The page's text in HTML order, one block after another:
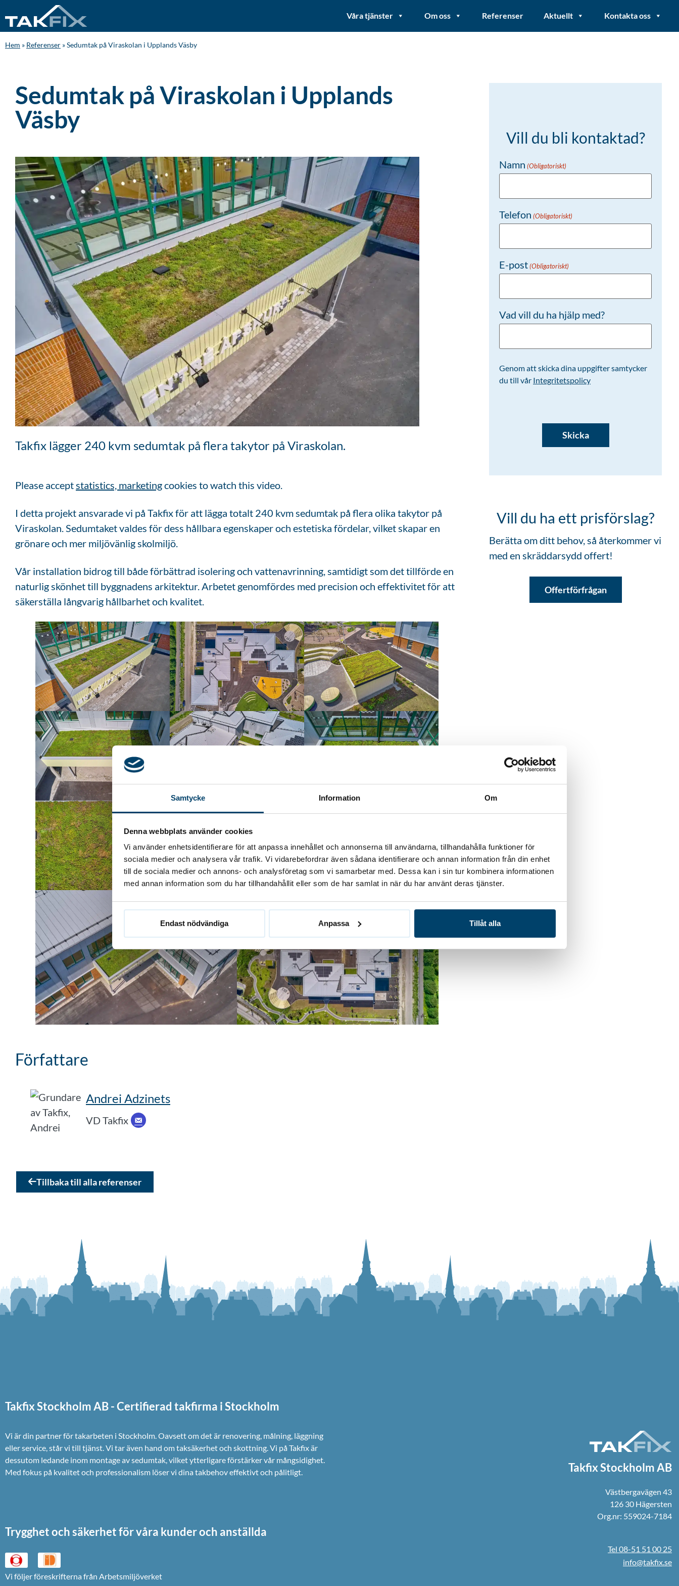
Samtycke Information Om
Denna webbplats använder cookies
Vi använder enhetsidentifierare för att anpassa innehållet och annonserna till användarna, tillhandahålla funktioner för
sociala medier och analysera vår trafik. Vi vidarebefordrar även sådana identifierare och annan information från din enhet
till de sociala medier och annons- och analysföretag som vi samarbetar med. Dessa kan i sin tur kombinera informationen
med annan information som du har tillhandahållit eller som de har samlat in när du har använt deras tjänster.
Endast nödvändiga Anpassa Tillåt alla
Våra tjänster Om oss Referenser Aktuellt Kontakta oss
Hem » Referenser »Sedumtak på Viraskolan i Upplands Väsby
Sedumtak på Viraskolan i Upplands
Väsby
Takfix lägger 240 kvm sedumtak på flera takytor på Viraskolan.
Please accept statistics, marketingcookies to watch this video.
I detta projekt ansvarade vi på Takfix för att lägga totalt 240 kvm sedumtak på flera olika takytor på
Viraskolan. Sedumtaket valdes för dess hållbara egenskaper och estetiska fördelar, vilket skapar en
grönare och mer miljövänlig skolmiljö.
Vår installation bidrog till både förbättrad isolering och vattenavrinning, samtidigt som det tillförde en
naturlig skönhet till byggnadens arkitektur. Arbetet genomfördes med precision och effektivitet för att
säkerställa långvarig hållbarhet och kvalitet.
Författare
Andrei Adzinets
VD Takfix
Tillbaka till alla referenser
Vill du bli kontaktad?
Namn (Obligatoriskt)
Telefon (Obligatoriskt)
E-post (Obligatoriskt)
Vad vill du ha hjälp med?
Genom att skicka dina uppgifter samtycker
du till vår Integritetspolicy
Vill du ha ett prisförslag?
Berätta om ditt behov, så återkommer vi
med en skräddarsydd offert!
Offertförfrågan
Takfix Stockholm AB - Certifierad takfirma i Stockholm
Vi är din partner för takarbeten i Stockholm. Oavsett om det är renovering, målning, läggning
eller service, står vi till tjänst. Vi tar även hand om taksäkerhet och skottning. Vi på Takfix är
dessutom ledande inom montage av sedumtak, vilket ytterligare förstärker vår mångsidighet.
Med fokus på kvalitet och professionalism löser vi dina takbehov effektivt och pålitligt.
Trygghet och säkerhet för våra kunder och anställda
Vi följer föreskrifterna från Arbetsmiljöverket
Takfix Stockholm AB
Västbergavägen 43
126 30 Hägersten
Org.nr: 559024-7184
Tel 08-51 51 00 25
info@takfix.se